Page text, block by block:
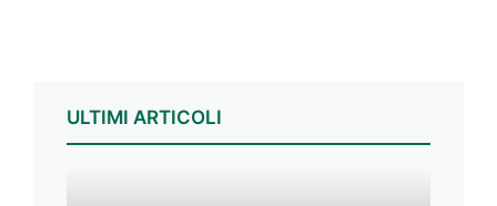
ULTIMI ARTICOLI